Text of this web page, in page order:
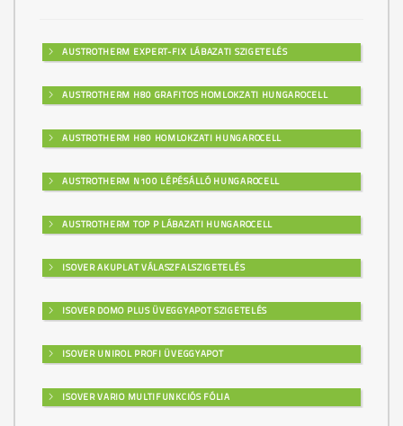
AUSTROTHERM EXPERT-FIX LÁBAZATI SZIGETELÉS
AUSTROTHERM H80 GRAFITOS HOMLOKZATI HUNGAROCELL
AUSTROTHERM H80 HOMLOKZATI HUNGAROCELL
AUSTROTHERM N100 LÉPÉSÁLLÓ HUNGAROCELL
AUSTROTHERM TOP P LÁBAZATI HUNGAROCELL
ISOVER AKUPLAT VÁLASZFALSZIGETELÉS
ISOVER DOMO PLUS ÜVEGGYAPOT SZIGETELÉS
ISOVER UNIROL PROFI ÜVEGGYAPOT
ISOVER VARIO MULTIFUNKCIÓS FÓLIA